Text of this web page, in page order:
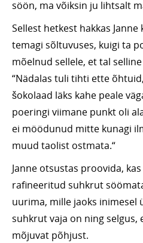
söön, ma võiksin ju lihtsalt
Sellest hetkest hakkas
temagi sõltuvuses, kuigi ta
mõelnud sellele, et tal
“Nädalas tuli tihti ette
šokolaad läks kahe peale
poeringi viimane punkt oli
ei möödunud mitte kunagi
muud taolist ostmata.“
Janne otsustas proovida,
rafineeritud suhkrut
uurima, mille jaoks inimesel
suhkrut vaja on ning selgus,
mõjuvat põhjust.